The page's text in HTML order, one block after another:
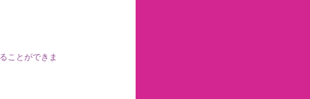
ことができま